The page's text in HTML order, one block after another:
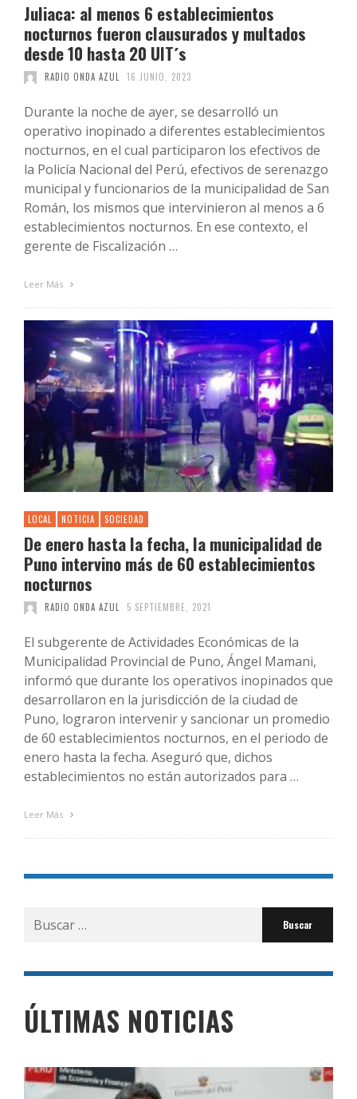
Juliaca: al menos 6 establecimientos
nocturnos fueron clausurados y multados
desde 10 hasta 20 UIT´s
RADIO ONDA AZUL 16 JUNIO, 2023
Durante la noche de ayer, se desarrolló un
operativo inopinado a diferentes establecimientos
nocturnos, en el cual participaron los efectivos de
la Policía Nacional del Perú, efectivos de serenazgo
municipal y funcionarios de la municipalidad de San
Román, los mismos que intervinieron al menos a 6
establecimientos nocturnos. En ese contexto, el
gerente de Fiscalización …
Leer Más
LOCAL NOTICIA SOCIEDAD
De enero hasta la fecha, la municipalidad de
Puno intervino más de 60 establecimientos
nocturnos
RADIO ONDA AZUL 5 SEPTIEMBRE, 2021
El subgerente de Actividades Económicas de la
Municipalidad Provincial de Puno, Ángel Mamani,
informó que durante los operativos inopinados que
desarrollaron en la jurisdicción de la ciudad de
Puno, lograron intervenir y sancionar un promedio
de 60 establecimientos nocturnos, en el periodo de
enero hasta la fecha. Aseguró que, dichos
establecimientos no están autorizados para …
Leer Más
Buscar
por:
ÚLTIMAS NOTICIAS